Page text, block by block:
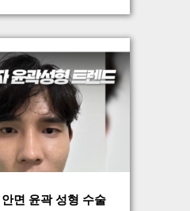
면 윤곽 성형 수술